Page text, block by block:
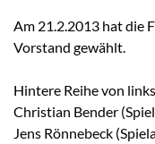
Am 21.2.2013 hat die
Vorstand gewählt.
Hintere Reihe von
Christian Bender
Jens Rönnebeck